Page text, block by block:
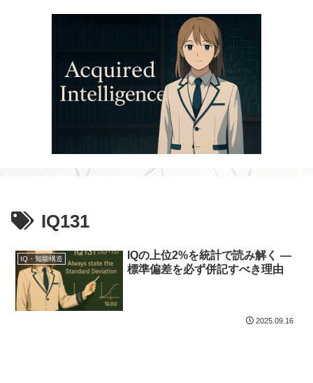
IQ131
IQ・知能構造
IQの上位2%を統計で読み解く ―
標準偏差を必ず併記すべき理由
2025.09.16